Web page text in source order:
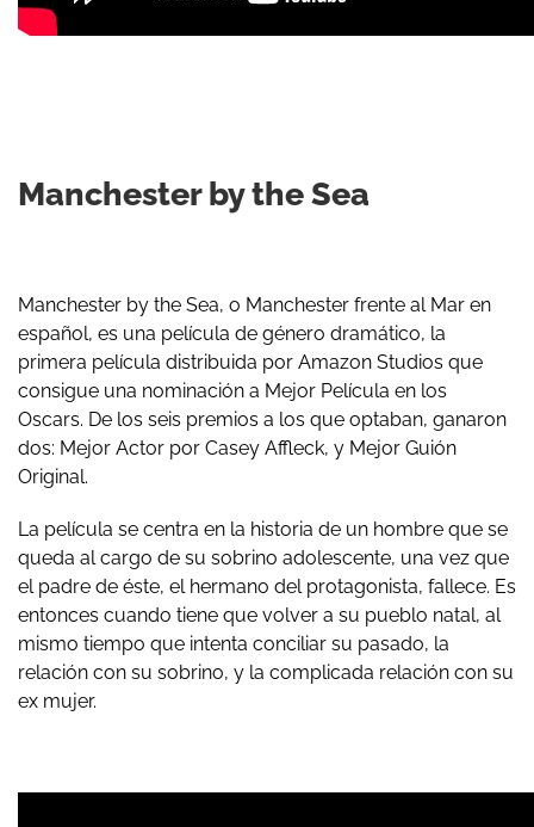
Manchester by the Sea
Manchester by the Sea, o Manchester frente al Mar en
español, es una película de género dramático, la
primera película distribuida por Amazon Studios que
consigue una nominación a Mejor Película en los
Oscars. De los seis premios a los que optaban, ganaron
dos: Mejor Actor por Casey Affleck, y Mejor Guión
Original.
La película se centra en la historia de un hombre que se
queda al cargo de su sobrino adolescente, una vez que
el padre de éste, el hermano del protagonista, fallece. Es
entonces cuando tiene que volver a su pueblo natal, al
mismo tiempo que intenta conciliar su pasado, la
relación con su sobrino, y la complicada relación con su
ex mujer.